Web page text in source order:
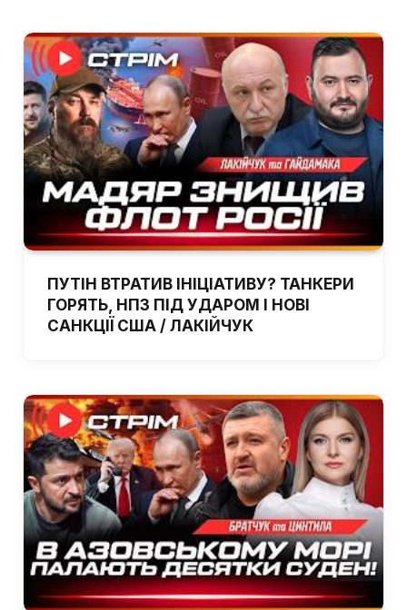
ПУТІН ВТРАТИВ ІНІЦІАТИВУ? ТАНКЕРИ
ГОРЯТЬ, НПЗ ПІД УДАРОМ І НОВІ
САНКЦІЇ США / ЛАКІЙЧУК